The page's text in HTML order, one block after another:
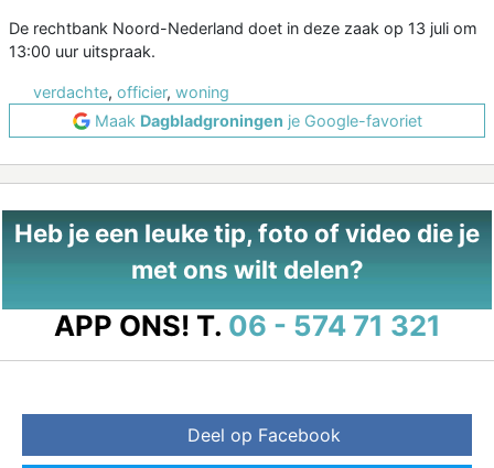
De rechtbank Noord-Nederland doet in deze zaak op 13 juli om
13:00 uur uitspraak.
verdachte, officier, woning
Maak Dagbladgroningen je Google-favoriet
Heb je een leuke tip, foto of video die je
met ons wilt delen?
APP ONS! T. 06 - 574 71 321
Deel op Facebook